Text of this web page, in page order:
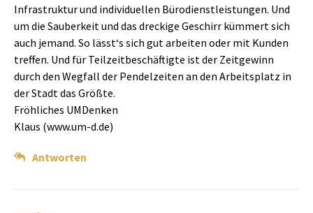
Infrastruktur und individuellen Bürodienstleistungen. Und
um die Sauberkeit und das dreckige Geschirr kümmert sich
auch jemand. So lässt‘s sich gut arbeiten oder mit Kunden
treffen. Und für Teilzeitbeschäftigte ist der Zeitgewinn
durch den Wegfall der Pendelzeiten an den Arbeitsplatz in
der Stadt das Größte.
Fröhliches UMDenken
Klaus (www.um-d.de)
Antworten